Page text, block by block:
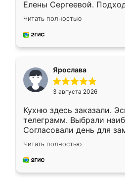
Елены Сергеевой.
короткие сроки
для замера сотрудник
предложил по моему
Читать полностью
Ярослава
3 августа 2026
Кухню здесь заказали.
телеграмм. Выбрали
Согласовали день для
недели кухня была уже
довольны работой.
мебель за качественную
Читать полностью